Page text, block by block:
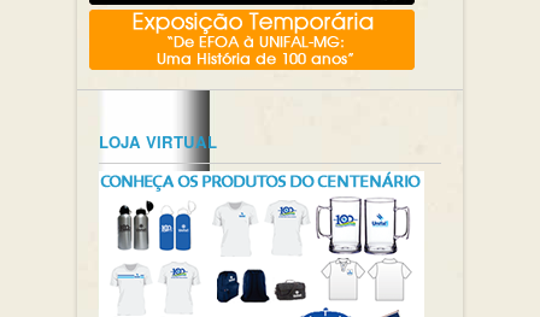
LOJA VIRTUAL